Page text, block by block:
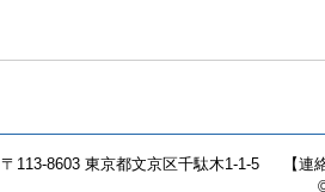
〒113-8603 東京都文京区千駄木1-1-5 【連